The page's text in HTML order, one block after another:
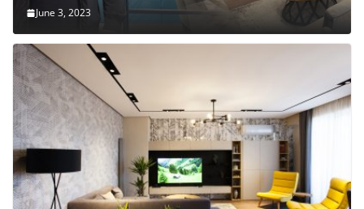
June 3, 2023